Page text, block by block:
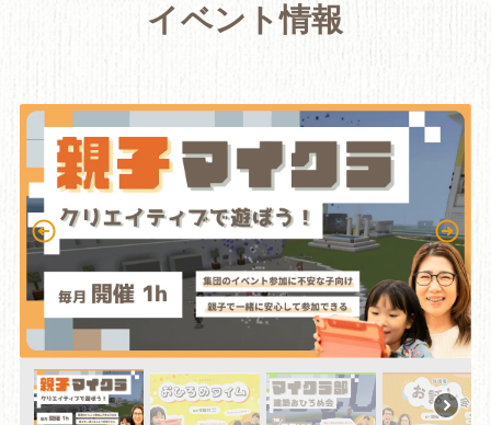
イベント情報